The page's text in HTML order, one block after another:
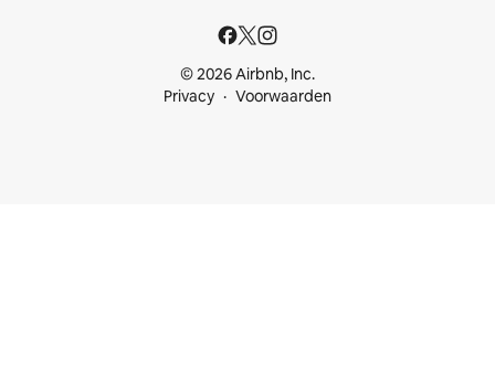
© 2026 Airbnb, Inc.
Privacy
Voorwaarden